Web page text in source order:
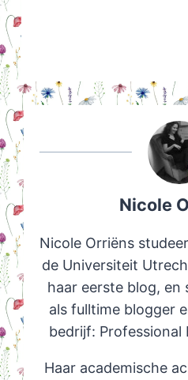
Nicole
Nicole Orriëns
de Universiteit
haar eerste blog, en
als fulltime blogger
bedrijf: Professional
Haar academische